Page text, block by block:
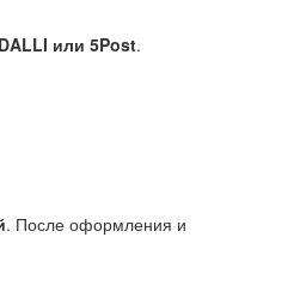
или 5Post.
. После оформления и